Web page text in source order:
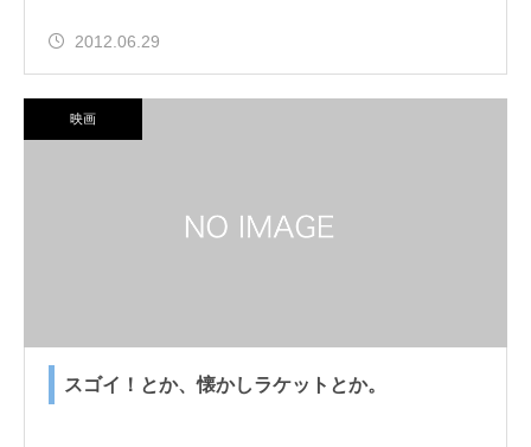
2012.06.29
映画
スゴイ！とか、懐かしラケットとか。